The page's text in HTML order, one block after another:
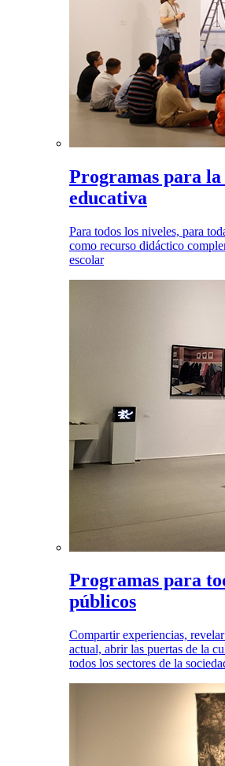
Programas para
educativa
Para todos los niveles, para
como recurso didáctico
escolar
Programas para
públicos
Compartir experiencias,
actual, abrir las puertas de la
todos los sectores de la